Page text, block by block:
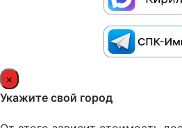
×
Укажите свой город